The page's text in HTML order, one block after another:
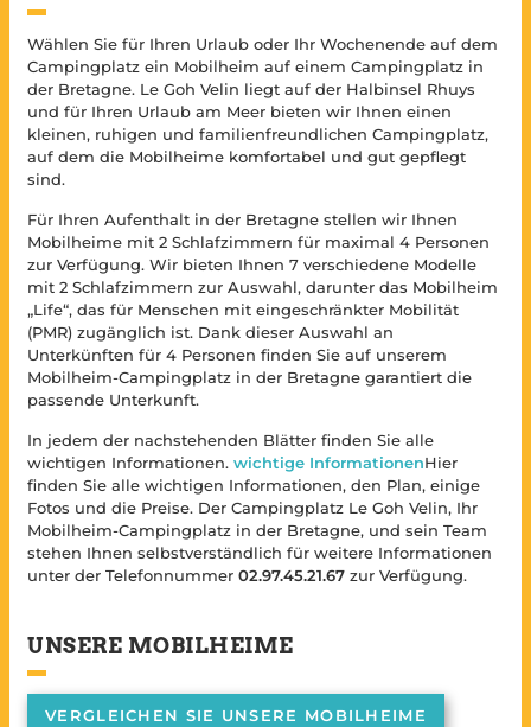
Wählen Sie für Ihren Urlaub oder Ihr Wochenende auf dem
Campingplatz ein Mobilheim auf einem Campingplatz in
der Bretagne. Le Goh Velin liegt auf der Halbinsel Rhuys
und für Ihren Urlaub am Meer bieten wir Ihnen einen
kleinen, ruhigen und familienfreundlichen Campingplatz,
auf dem die Mobilheime komfortabel und gut gepflegt
sind.
Für Ihren Aufenthalt in der Bretagne stellen wir Ihnen
Mobilheime mit 2 Schlafzimmern für maximal 4 Personen
zur Verfügung. Wir bieten Ihnen 7 verschiedene Modelle
mit 2 Schlafzimmern zur Auswahl, darunter das Mobilheim
„Life“, das für Menschen mit eingeschränkter Mobilität
(PMR) zugänglich ist. Dank dieser Auswahl an
Unterkünften für 4 Personen finden Sie auf unserem
Mobilheim-Campingplatz in der Bretagne garantiert die
passende Unterkunft.
In jedem der nachstehenden Blätter finden Sie alle
wichtigen Informationen. wichtige InformationenHier
finden Sie alle wichtigen Informationen, den Plan, einige
Fotos und die Preise. Der Campingplatz Le Goh Velin, Ihr
Mobilheim-Campingplatz in der Bretagne, und sein Team
stehen Ihnen selbstverständlich für weitere Informationen
unter der Telefonnummer 02.97.45.21.67 zur Verfügung.
UNSERE MOBILHEIME
VERGLEICHEN SIE UNSERE MOBILHEIME